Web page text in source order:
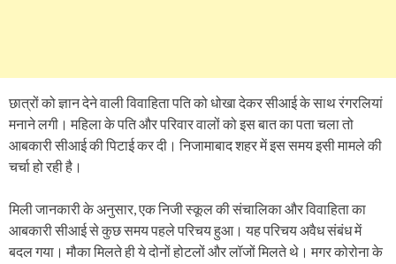
छात्रों को ज्ञान देने वाली विवाहिता पति को धोखा देकर सीआई के साथ रंगरलियां
मनाने लगी। महिला के पति और परिवार वालों को इस बात का पता चला तो
आबकारी सीआई की पिटाई कर दी। निजामाबाद शहर में इस समय इसी मामले की
चर्चा हो रही है।
मिली जानकारी के अनुसार, एक निजी स्कूल की संचालिका और विवाहिता का
आबकारी सीआई से कुछ समय पहले परिचय हुआ। यह परिचय अवैध संबंध में
बदल गया। मौका मिलते ही ये दोनों होटलों और लॉजों मिलते थे। मगर कोरोना के